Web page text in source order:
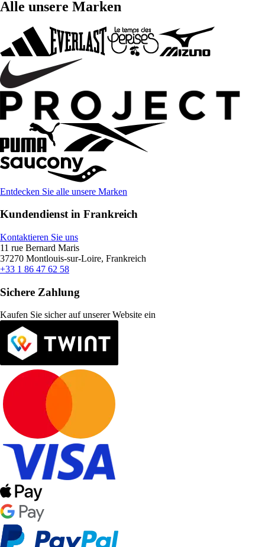
Alle unsere Marken
Entdecken Sie alle unsere Marken
Kundendienst in Frankreich
Kontaktieren Sie uns
11 rue Bernard Maris
37270 Montlouis-sur-Loire, Frankreich
+33 1 86 47 62 58
Sichere Zahlung
Kaufen Sie sicher auf unserer Website ein